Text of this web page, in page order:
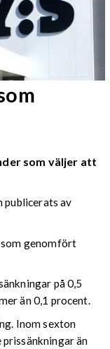
som väljer att
publicerats av
genomfört
på 0,5
än 0,1 procent.
Inom sexton
än